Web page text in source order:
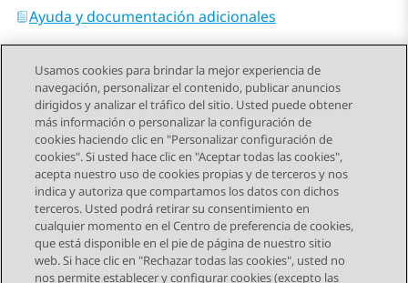
Ayuda y documentación adicionales
Send Feedback
Navegación de tema
Tema anterior Tema siguiente
Usamos cookies para brindar la mejor experiencia de
navegación, personalizar el contenido, publicar anuncios
dirigidos y analizar el tráfico del sitio. Usted puede obtener
más información o personalizar la configuración de
cookies haciendo clic en "Personalizar configuración de
cookies". Si usted hace clic en "Aceptar todas las cookies",
acepta nuestro uso de cookies propias y de terceros y nos
indica y autoriza que compartamos los datos con dichos
terceros. Usted podrá retirar su consentimiento en
cualquier momento en el Centro de preferencia de cookies,
que está disponible en el pie de página de nuestro sitio
web. Si hace clic en "Rechazar todas las cookies", usted no
nos permite establecer y configurar cookies (excepto las